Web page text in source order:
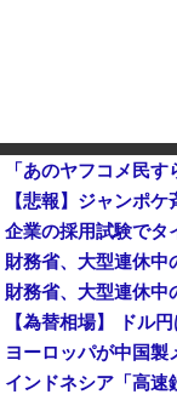
財務省、大型連休
財務省、大型連休
ヨーロッパが中国製